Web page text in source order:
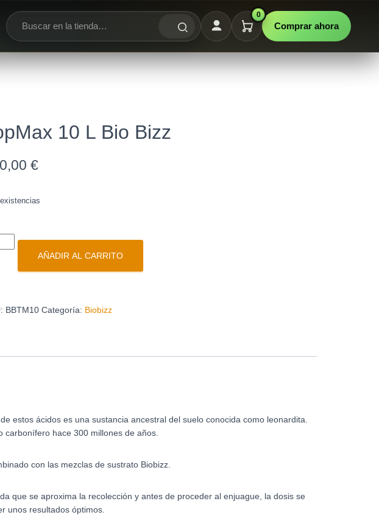
Buscar productos
0
Comprar ahora
10 L Bio Bizz
€
AÑADIR AL CARRITO
BBTM10 Categoría: Biobizz
estos ácidos es una sustancia ancestral del suelo conocida como leonardita.
hace 300 millones de años.
con las mezclas de sustrato Biobizz.
que se aproxima la recolección y antes de proceder al enjuague, la dosis se
unos resultados óptimos.